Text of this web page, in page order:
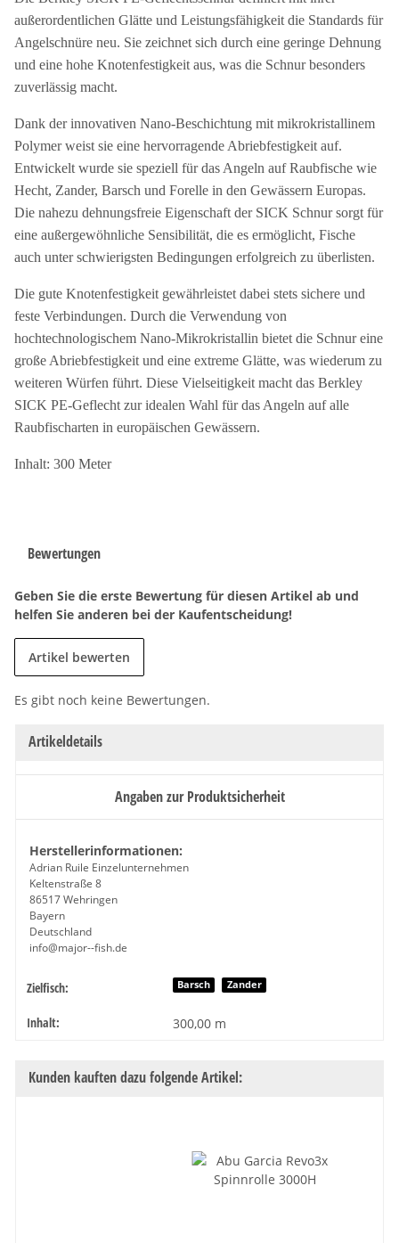
außerordentlichen Glätte und Leistungsfähigkeit die Standards für
Angelschnüre neu. Sie zeichnet sich durch eine geringe Dehnung
und eine hohe Knotenfestigkeit aus, was die Schnur besonders
zuverlässig macht.
Dank der innovativen Nano-Beschichtung mit mikrokristallinem
Polymer weist sie eine hervorragende Abriebfestigkeit auf.
Entwickelt wurde sie speziell für das Angeln auf Raubfische wie
Hecht, Zander, Barsch und Forelle in den Gewässern Europas.
Die nahezu dehnungsfreie Eigenschaft der SICK Schnur sorgt für
eine außergewöhnliche Sensibilität, die es ermöglicht, Fische
auch unter schwierigsten Bedingungen erfolgreich zu überlisten.
Die gute Knotenfestigkeit gewährleistet dabei stets sichere und
feste Verbindungen. Durch die Verwendung von
hochtechnologischem Nano-Mikrokristallin bietet die Schnur eine
große Abriebfestigkeit und eine extreme Glätte, was wiederum zu
weiteren Würfen führt. Diese Vielseitigkeit macht das Berkley
SICK PE-Geflecht zur idealen Wahl für das Angeln auf alle
Raubfischarten in europäischen Gewässern.
Inhalt: 300 Meter
Bewertungen
Geben Sie die erste Bewertung für diesen Artikel ab und
helfen Sie anderen bei der Kaufentscheidung!
Artikel bewerten
Es gibt noch keine Bewertungen.
Artikeldetails
Angaben zur Produktsicherheit
Herstellerinformationen:
Adrian Ruile Einzelunternehmen
Keltenstraße 8
86517 Wehringen
Bayern
Deutschland
info@major--fish.de
Produkteigenschaft
Wert
Zielfisch: Barsch Zander
Inhalt: 300,00 m
Kunden kauften dazu folgende Artikel: